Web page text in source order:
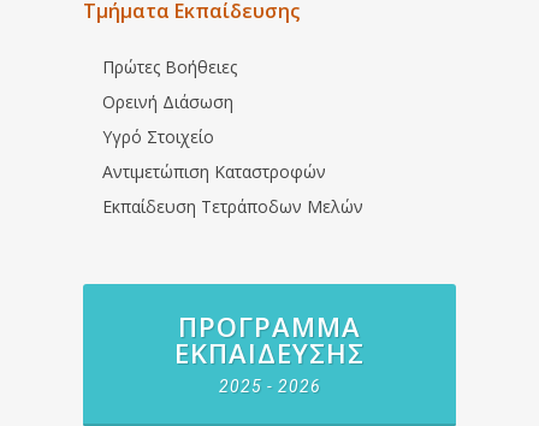
Τμήματα Εκπαίδευσης
Πρώτες Βοήθειες
Ορεινή Διάσωση
Υγρό Στοιχείο
Αντιμετώπιση Καταστροφών
Εκπαίδευση Τετράποδων Μελών
ΠΡΌΓΡΑΜΜΑ
ΕΚΠΑΊΔΕΥΣΗΣ
2025 - 2026